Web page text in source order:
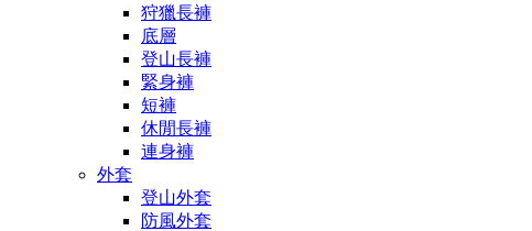
狩獵長褲
底層
登山長褲
緊身褲
短褲
休閒長褲
連身褲
外套
登山外套
防風外套